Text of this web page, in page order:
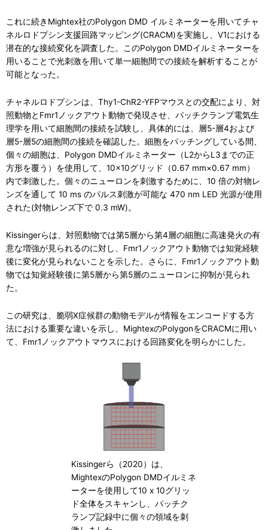
これに続きMightex社のPolygon DMD イルミネーターを用いてチャ
ネルロドプシン支援回路マッピング(CRACM)を実施し、V1における
潜在的な接続変化を調査した。このPolygon DMDイルミネーターを
用いることで光刺激を用いて単一細胞間での接続を解析することが
可能となった。
チャネルロドプシンは、Thy1-ChR2-YFPマウスとの交配により、対
照動物とFmr1ノックアウト動物で発現させ、パッチクランプ電気生
理学を用いて細胞間の接続を試験し、具体的には、層5-層4および
層5-層5の細胞間の接続を確認した。細胞をパッチングしている間、
個々の細胞は、Polygon DMDイルミネーター（L2からL3までの正
方形を覆う）を使用して、10×10グリッド（0.67 mm×0.67 mm）
内で刺激した。個々のニューロンを刺激するために、10 倍の対物レ
ンズを通して 10 ms のパルス刺激が可能な 470 nm LED 光源が使用
された(対物レンズ下で 0.3 mW)。
Kissingerらは、対照動物では第5層から第4層の細胞に高速発火の有
意な増強が見られるのに対し、Fmr1ノックアウト動物では知覚経験
後に変化が見られないことを示した。さらに、Fmr1ノックアウト動
物では知覚経験後に第5層から第5層のニューロンに抑制が見られ
た。
この研究は、脆弱X症候群の動物モデルが情報をエンコードする方
法における重要な違いを示し、MightexのPolygonをCRACMに用い
て、Fmr1ノックアウトマウスにおける回路変化を明らかにした。
Kissingerら（2020）は、
MightexのPolygon DMDイルミネ
ーターを使用して10 x 10グリッ
ド全体をスキャンし、パッチク
ランプ記録中に個々の領域を刺